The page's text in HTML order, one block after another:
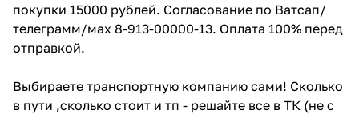
покупки 15000 рублей. Согласование по Ватсап/
телеграмм/мах 8-913-00000-13. Оплата 100% перед
отправкой.
Выбираете транспортную компанию сами! Сколько
в пути ,сколько стоит и тп - решайте все в ТК (не с